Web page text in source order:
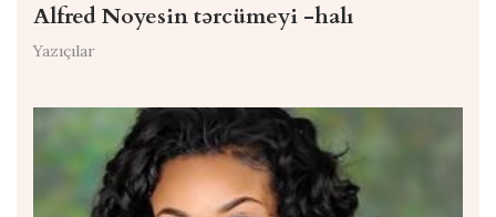
Alfred Noyesin tərcümeyi -halı
Yazıçılar